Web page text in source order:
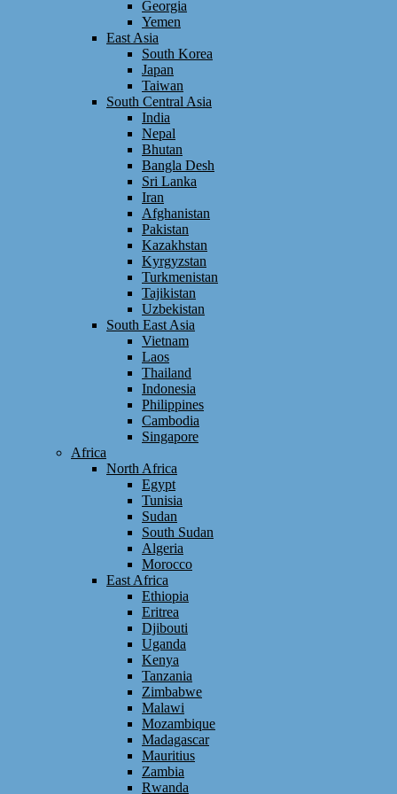
Georgia
Yemen
East Asia
South Korea
Japan
Taiwan
South Central Asia
India
Nepal
Bhutan
Bangla Desh
Sri Lanka
Iran
Afghanistan
Pakistan
Kazakhstan
Kyrgyzstan
Turkmenistan
Tajikistan
Uzbekistan
South East Asia
Vietnam
Laos
Thailand
Indonesia
Philippines
Cambodia
Singapore
Africa
North Africa
Egypt
Tunisia
Sudan
South Sudan
Algeria
Morocco
East Africa
Ethiopia
Eritrea
Djibouti
Uganda
Kenya
Tanzania
Zimbabwe
Malawi
Mozambique
Madagascar
Mauritius
Zambia
Rwanda